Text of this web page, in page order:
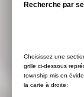
Recherche par
Choisissez une
grille ci-dessous
township mis en
la carte à droite: